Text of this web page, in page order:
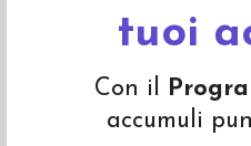
tuoi
Con il
accumuli